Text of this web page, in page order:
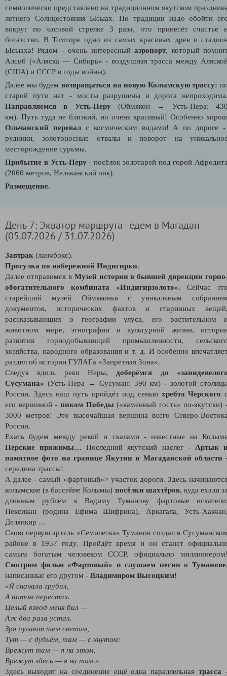
символически представлено на традиционном якутском
летнего Солнцестояния Ысыах. По традиции надо обойти
вокруг по часовой стрелке 3 раза, что принесёт счастье
богатство. В Томторе одно из самых красивых древ и
Ысыаха! Рядом - очень интересныйаэропорт, который
Алсиб («Аляска — Сибирь» - воздушная трасса между
(США) и СССР в годы войны).
Далее мы будем возвращаться на новую Колымскую трассу:
старой пути нет - мосты разрушены и дорога
Направляемся в Усть-Неру (Оймякон → Усть-Нера:
км). Путь туда не близкий, но очень красивый! Особенно
Ольчанский перевал с космическим видами! А по дороге -
рудники, золотоносные отвалы и поворот на
месторождение сурьмы.
Прибытие в Усть-Неру- посёлок золотарей под горой
(2060 метров, Нельканский пик).
Размещение.
День 7: Экватор маршрута - едем в Магадан
(05.07.2026 / 31.07.2026)
Завтрак (ланчбокс).
Прогулка по набережной Индигирки.
Далее отправимся вМузей истории в бывшей дирекции
обогатительного комбината «Индигирзолото». Сейчас
старейший музей Оймяконья с уникальным
документов, исторических фактов и старинных
рассказывающих о географии улуса, его растительном
животном мире, этнографии и культурной жизни,
развития горнодобывающей промышленности,
хозяйства, народного образования и т. д. И особенно
раздел об истории ГУЛАГа «Запретная Зона».
Следуя вдоль реки Неры, доберёмся до «
Сусумана» (Усть-Нера → Сусуман: 390 км) -золотой
России. Здесь наш путь пройдёт под сенью хребта Черского
его вершиной - пиком Победы(«каменный гость» по-якутски)
3000 метров! Это высочайшая вершина всего Северо-
России.
Ехать будем между рекой и скалами - известные на
Нерские прижимы…Последний якутский наслег - Артык
памятное фото на границе Якутии и Магаданской области
середина трассы!
А далее - самый «фартовый»>участок дороги. Здесь
колымские (в бассейне Колымы) посёлки шахтёров, куда ехали
длинным рублём к Вадиму Туманову фартовые
Нексикан (родина Ефима Шифрина), Аркагала, Усть-
Делянкир …
Свою первую артель «Семилетка» Туманов создал в
районе в 1957 году. Пройдёт время и он станет
самым богатым человеком СССР, официально
Смотрим фильм «Фартовый» и слушаем песни о Туманове
написанные его другом - Владимиром Высоцким!
«Я сначала грубил,
А потом перестал.
Целый взвод меня бил —
Аж два раза устал.
Зря пугают тем светом,
Тут — с дубьём, там — с кнутом:
Врежут там — я на этом,
Врежут здесь — я на том.»
Здесь выходит на соединение ещё одна параллельнаятрасса